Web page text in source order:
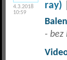
4.3.2018
10:59
ray)
- bez